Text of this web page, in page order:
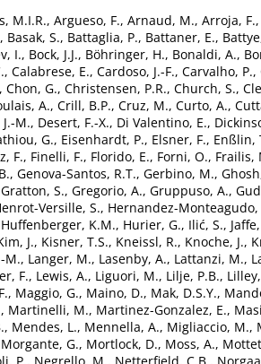
M.I.R., Argueso, F., Arnaud, M., Arroja, F.,
, Basak, S., Battaglia, P., Battaner, E.,
I., Bock, J.J., Böhringer, H., Bonaldi, A.,
, Calabrese, E., Cardoso, J.-F., Carvalho, P.,
, Chon, G., Christensen, P.R., Church, S.,
A., Crill, B.P., Cruz, M., Curto, A.,
M., Desert, F.-X., Di Valentino, E.,
G., Eisenhardt, P., Elsner, F., Enßlin,
F., Finelli, F., Florido, E., Forni, O., Frailis,
, Genova-Santos, R.T., Gerbino, M.,
Gratton, S., Gregorio, A., Gruppuso, A.,
Versille, S., Hernandez-Monteagudo,
Huffenberger, K.M., Hurier, G., Ilić, S.,
J., Kisner, T.S., Kneissl, R., Knoche, J.,
M., Langer, M., Lasenby, A., Lattanzi, M.,
F., Lewis, A., Liguori, M., Lilje, P.B.,
, Maggio, G., Maino, D., Mak, D.S.Y.,
, Martinelli, M., Martinez-Gonzalez, E.,
, Mendes, L., Mennella, A., Migliaccio, M.,
Morgante, G., Mortlock, D., Moss, A.,